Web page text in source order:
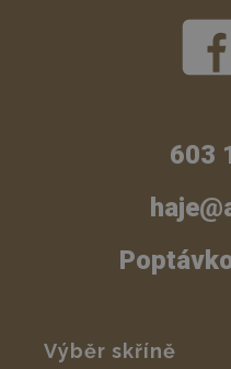
603
Výběr skříně